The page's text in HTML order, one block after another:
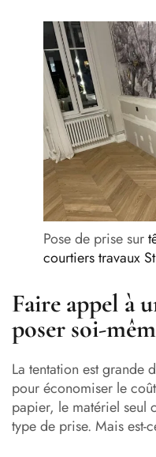
Pose de prise sur
courtiers travaux
Faire appel à
poser soi-
La tentation est grande
pour économiser le
papier, le matériel seul
type de prise. Mais est-